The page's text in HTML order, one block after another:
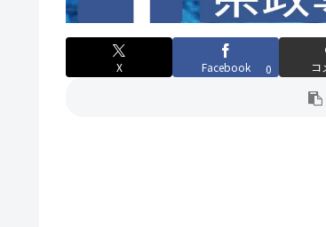
X Facebook 0 コ